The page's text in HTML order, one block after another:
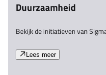
Duurzaamheid
Bekijk de initiatieven van
Lees meer